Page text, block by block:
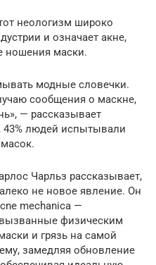
неологизм широко
и означает акне,
ношения маски.
модные словечки.
сообщения о маскне,
— рассказывает
людей испытывали
Чарльз рассказывает,
не новое явление. Он
mechanica —
физическим
и грязь на самой
замедляя обновление